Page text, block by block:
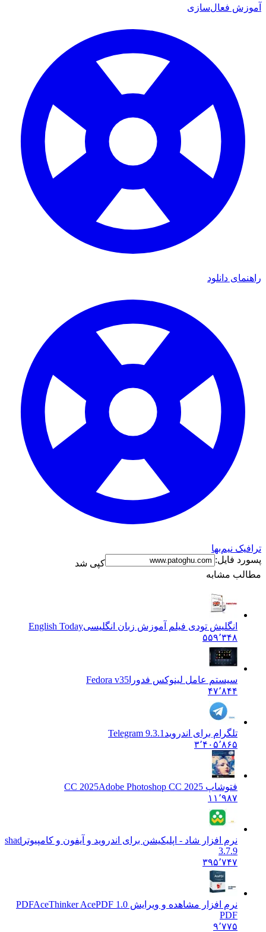
آموزش فعال‌سازی
راهنمای دانلود
ترافیک نیم‌بها
پسورد فایل:
کپی شد
مطالب مشابه
انگلیش تودی فیلم آموزش زبان انگليسیEnglish Today
۵۵۹٬۳۴۸
سیستم عامل لینوکس فدورا Fedora v35
۴۷٬۸۴۴
تلگرام برای اندروید Telegram 9.3.1
۳٬۴۰۵٬۸۶۵
فتوشاپ CC 2025 Adobe Photoshop CC 2025
۱۱٬۹۸۷
نرم افزار شاد - اپلیکیشن برای اندروید و آیفون و کامپیوتر shad
3.7.9
۳۹۵٬۷۴۷
نرم افزار مشاهده و ویرایش PDF AceThinker AcePDF 1.0
PDF
۹٬۷۷۵